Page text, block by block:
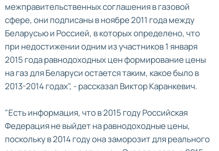
межправительственных соглашения в газовой
сфере, они подписаны в ноябре 2011 года между
Беларусью и Россией, в которых определено, что
при недостижении одним из участников 1 января
2015 года равнодоходных цен формирование цены
на газ для Беларуси остается таким, какое было в
2013-2014 годах", - рассказал Виктор Каранкевич.
"Есть информация, что в 2015 году Российская
Федерация не выйдет на равнодоходные цены,
поскольку в 2014 году она заморозит для реального